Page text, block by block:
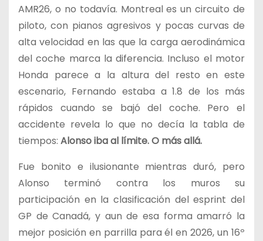
AMR26, o no todavía. Montreal es un circuito de
piloto, con pianos agresivos y pocas curvas de
alta velocidad en las que la carga aerodinámica
del coche marca la diferencia. Incluso el motor
Honda parece a la altura del resto en este
escenario, Fernando estaba a 1.8 de los más
rápidos cuando se bajó del coche. Pero el
accidente revela lo que no decía la tabla de
tiempos: Alonso iba al límite. O más allá.
Fue bonito e ilusionante mientras duró, pero
Alonso terminó contra los muros su
participación en la clasificación del esprint del
GP de Canadá, y aun de esa forma amarró la
mejor posición en parrilla para él en 2026, un 16º